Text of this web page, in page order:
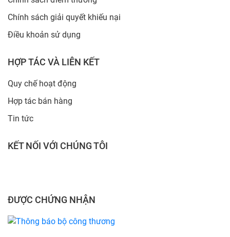
Chính sách giải quyết khiếu nại
Điều khoản sử dụng
HỢP TÁC VÀ LIÊN KẾT
Quy chế hoạt động
Hợp tác bán hàng
Tin tức
KẾT NỐI VỚI CHÚNG TÔI
ĐƯỢC CHỨNG NHẬN